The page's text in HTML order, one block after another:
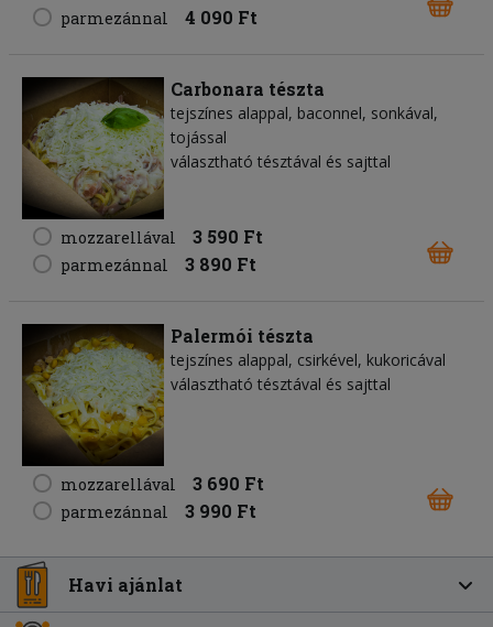
parmezánnal 4 090 Ft
Carbonara tészta
tejszínes alappal, baconnel, sonkával,
tojással
választható tésztával és sajttal
mozzarellával 3 590 Ft
parmezánnal 3 890 Ft
Palermói tészta
tejszínes alappal, csirkével, kukoricával
választható tésztával és sajttal
mozzarellával 3 690 Ft
parmezánnal 3 990 Ft
Havi ajánlat